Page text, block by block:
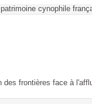
cynophile
des frontières face à